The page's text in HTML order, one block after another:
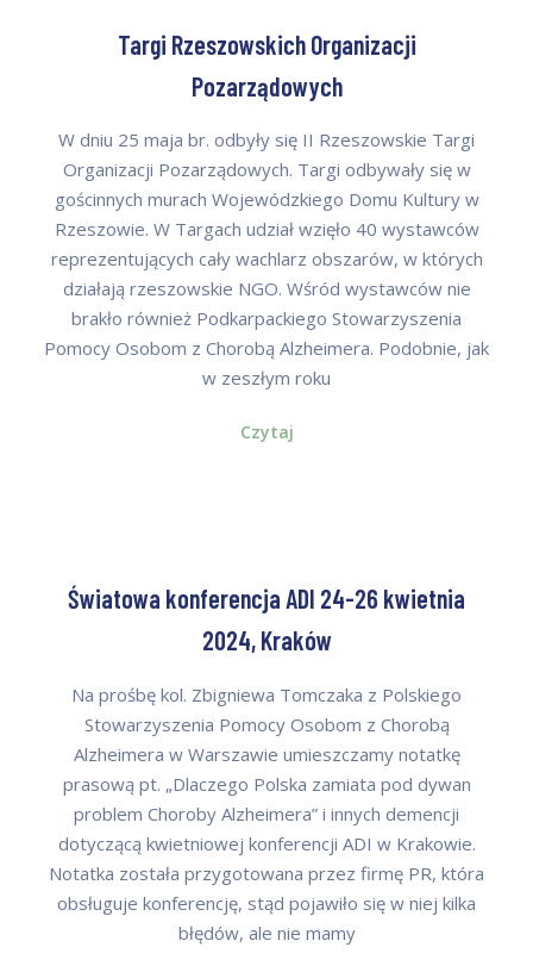
Targi Rzeszowskich Organizacji
Pozarządowych
W dniu 25 maja br. odbyły się II Rzeszowskie Targi
Organizacji Pozarządowych. Targi odbywały się w
gościnnych murach Wojewódzkiego Domu Kultury w
Rzeszowie. W Targach udział wzięło 40 wystawców
reprezentujących cały wachlarz obszarów, w których
działają rzeszowskie NGO. Wśród wystawców nie
brakło również Podkarpackiego Stowarzyszenia
Pomocy Osobom z Chorobą Alzheimera. Podobnie, jak
w zeszłym roku
Czytaj
Światowa konferencja ADI 24-26 kwietnia
2024, Kraków
Na prośbę kol. Zbigniewa Tomczaka z Polskiego
Stowarzyszenia Pomocy Osobom z Chorobą
Alzheimera w Warszawie umieszczamy notatkę
prasową pt. „Dlaczego Polska zamiata pod dywan
problem Choroby Alzheimera” i innych demencji
dotyczącą kwietniowej konferencji ADI w Krakowie.
Notatka została przygotowana przez firmę PR, która
obsługuje konferencję, stąd pojawiło się w niej kilka
błędów, ale nie mamy